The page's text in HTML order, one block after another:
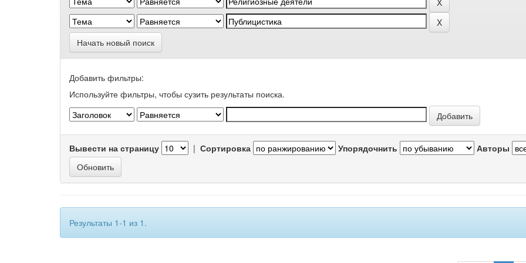
Начать новый поиск
Добавить фильтры:
Используйте фильтры, чтобы сузить результаты поиска.
Вывести на страницу | Сортировка Упорядочнить Авторы
Результаты 1-1 из 1.